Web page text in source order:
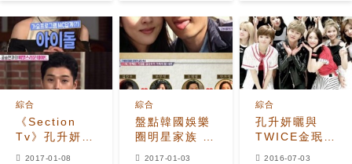
呢？
《Section
Tv》孔升妍：
綜合
2017-01-08
盤點韓國娛樂
圈明星家族 孔
綜合
2017-01-03
孔升妍曬與
TWICE金珉錫
綜合
2016-07-03